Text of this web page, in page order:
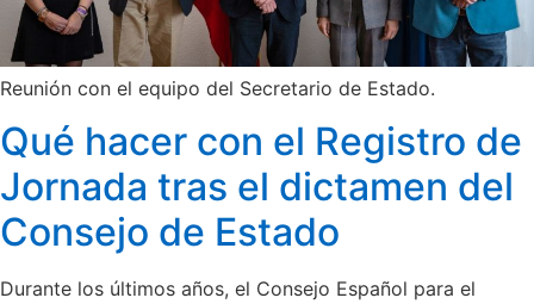
Reunión con el equipo del Secretario de Estado.
Qué hacer con el Registro de
Jornada tras el dictamen del
Consejo de Estado
Durante los últimos años, el Consejo Español para el